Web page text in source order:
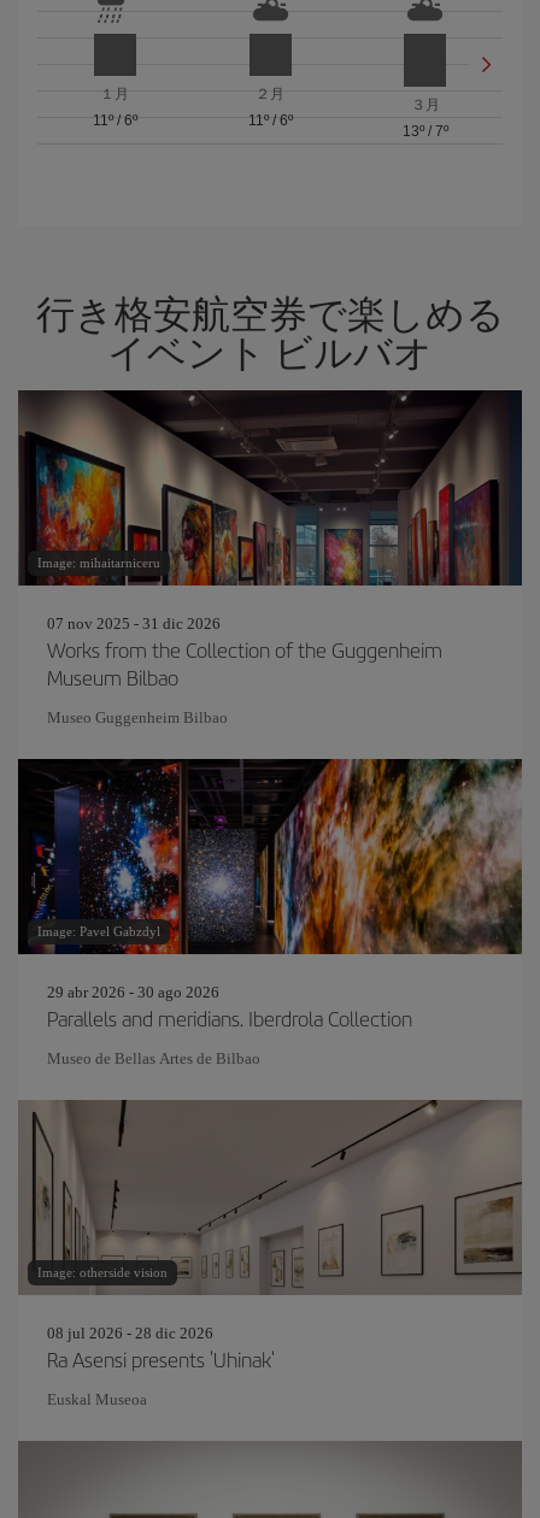
１月
11º/ 6º
２月
11º/ 6º
３月
13º/ 7º
行き格安航空券で楽しめる
イベント ビルバオ
Image: mihaitarniceru
07 nov 2025 - 31 dic 2026
Works from the Collection of the Guggenheim
Museum Bilbao
Museo Guggenheim Bilbao
Image: Pavel Gabzdyl
29 abr 2026 - 30 ago 2026
Parallels and meridians. Iberdrola Collection
Museo de Bellas Artes de Bilbao
Image: otherside vision
08 jul 2026 - 28 dic 2026
Ra Asensi presents 'Uhinak'
Euskal Museoa